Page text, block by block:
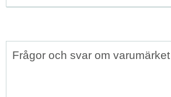
Frågor och svar om